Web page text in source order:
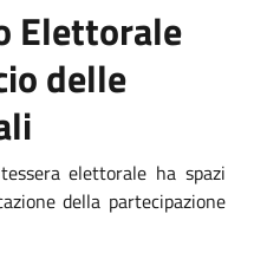
Elettorale
delle
elettorale ha spazi
della partecipazione